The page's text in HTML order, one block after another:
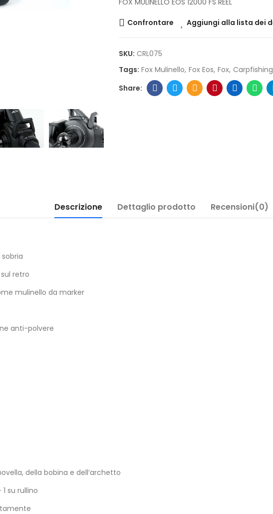
FOX MULINELLO EOS 12000 FS REEL
Confrontare Aggiungi alla lista dei
SKU: CRL075
Tags: Fox Mulinello Fox Eos Fox Carpfishing
Descrizione Dettaglio prodotto Recensioni(0)
retro
mulinello da marker
anti-polvere
della bobina e dell’archetto
su rullino